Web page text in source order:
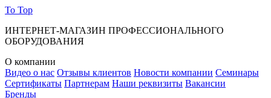
To Top
ИНТЕРНЕТ-МАГАЗИН ПРОФЕССИОНАЛЬНОГО
ОБОРУДОВАНИЯ
О компании
Видео о нас Отзывы клиентов Новости компании Семинары
Сертификаты Партнерам Наши реквизиты Вакансии
Бренды